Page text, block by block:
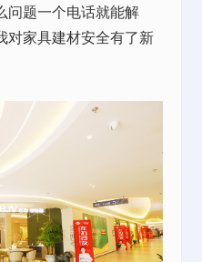
问题一个电话就能解
对家具建材安全有了新